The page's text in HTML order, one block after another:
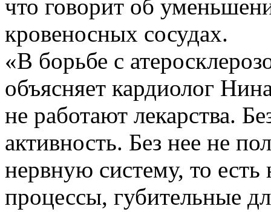
что говорит об
кровеносных сосудах.
«В борьбе с
объясняет кардиолог
не работают лекарства.
активность. Без нее не
нервную систему, то
процессы, губительные